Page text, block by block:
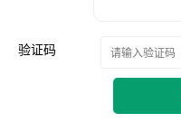
验证码